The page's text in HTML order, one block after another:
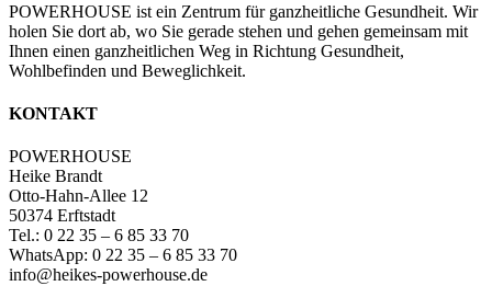
POWERHOUSE ist ein Zentrum für ganzheitliche Gesundheit. Wir
holen Sie dort ab, wo Sie gerade stehen und gehen gemeinsam mit
Ihnen einen ganzheitlichen Weg in Richtung Gesundheit,
Wohlbefinden und Beweglichkeit.
KONTAKT
POWERHOUSE
Heike Brandt
Otto-Hahn-Allee 12
50374 Erftstadt
Tel.: 0 22 35 – 6 85 33 70
WhatsApp: 0 22 35 – 6 85 33 70
info@heikes-powerhouse.de